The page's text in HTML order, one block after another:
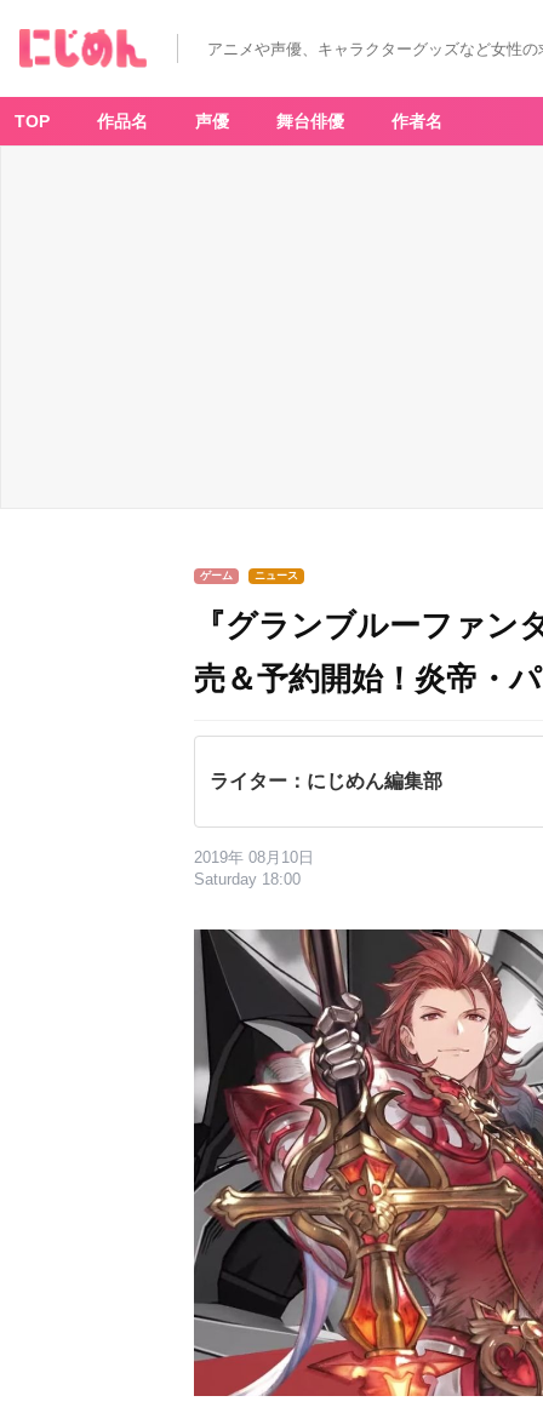
アニメや声優、キャラクターグッズなど女性
TOP 作品名 声優 舞台俳優 作者名
ゲーム ニュース
『グランブルーファン
売＆予約開始！炎帝・
ライター：にじめん編集部
2019年 08月10日
Saturday 18:00